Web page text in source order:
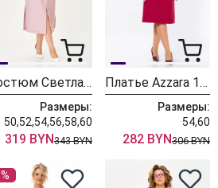
Костюм Светлана-Стиль 2380 розовый
Размеры:
50,52,54,56,58,60
319 BYN343 BYN
Платье Azzara 10081
Размеры:
54,60
282 BYN306 BYN